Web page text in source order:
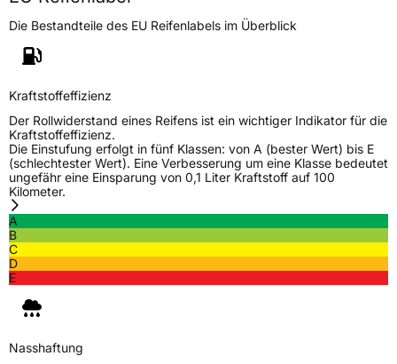
Die Bestandteile des EU Reifenlabels im Überblick
Kraftstoffeffizienz
Der Rollwiderstand eines Reifens ist ein wichtiger Indikator für die
Kraftstoffeffizienz.
Die Einstufung erfolgt in fünf Klassen: von A (bester Wert) bis E
(schlechtester Wert). Eine Verbesserung um eine Klasse bedeutet
ungefähr eine Einsparung von 0,1 Liter Kraftstoff auf 100
Kilometer.
A
B
C
D
E
Nasshaftung